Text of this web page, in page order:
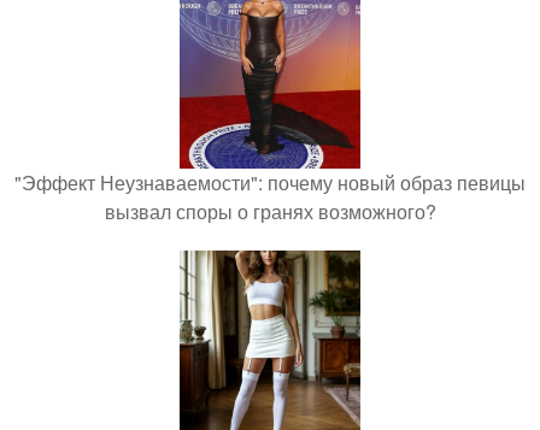
"Эффект Неузнаваемости": почему новый образ певицы
вызвал споры о гранях возможного?